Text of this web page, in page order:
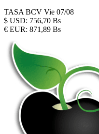
TASA BCV Vie 07/08
$ USD: 756,70 Bs
€ EUR: 871,89 Bs